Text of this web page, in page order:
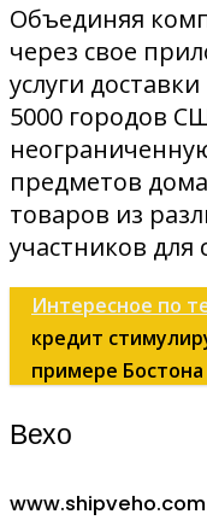
Объединяя
через свое
услуги
5000 городов
предметов
товаров из
участников для
Интересное по
кредит
примере Бостона
Вехо
www.shipveho.com